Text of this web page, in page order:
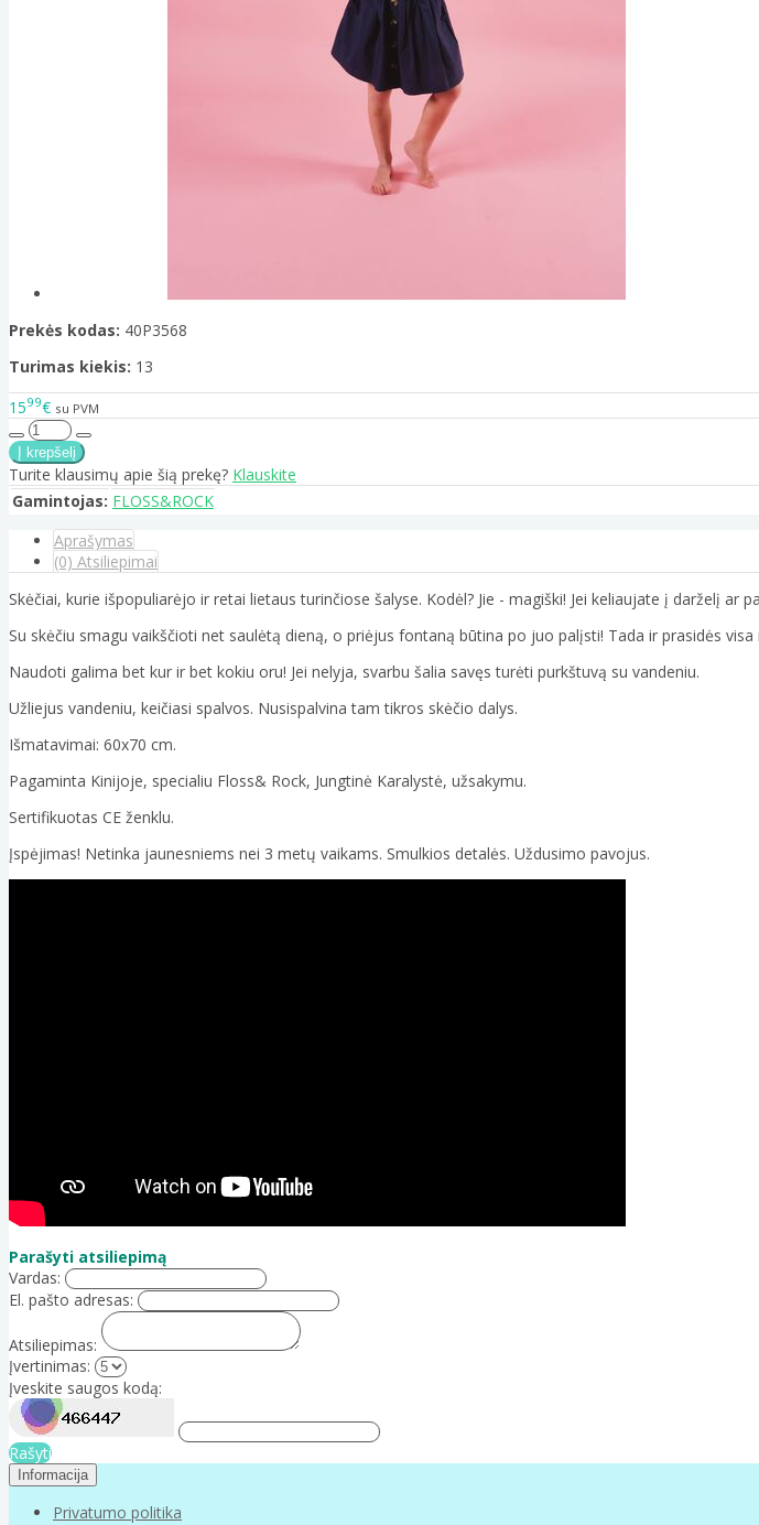
Prekės kodas: 40P3568
Turimas kiekis: 13
1599€ su PVM
Turite klausimų apie šią prekę? Klauskite
Gamintojas: FLOSS&ROCK
Aprašymas
(0) Atsiliepimai
Skėčiai, kurie išpopuliarėjo ir retai lietaus turinčiose šalyse. Kodėl? Jie - magiški! Jei keliaujate į darželį ar
Su skėčiu smagu vaikščioti net saulėtą dieną, o priėjus fontaną būtina po juo palįsti! Tada ir prasidės
Naudoti galima bet kur ir bet kokiu oru! Jei nelyja, svarbu šalia savęs turėti purkštuvą su vandeniu.
Užliejus vandeniu, keičiasi spalvos. Nusispalvina tam tikros skėčio dalys.
Išmatavimai: 60x70 cm.
Pagaminta Kinijoje, specialiu Floss& Rock, Jungtinė Karalystė, užsakymu.
Sertifikuotas CE ženklu.
Įspėjimas! Netinka jaunesniems nei 3 metų vaikams. Smulkios detalės. Uždusimo pavojus.
Parašyti atsiliepimą
Vardas:
El. pašto adresas:
Atsiliepimas:
Įvertinimas:
Įveskite saugos kodą:
Rašyti
Informacija
Privatumo politika